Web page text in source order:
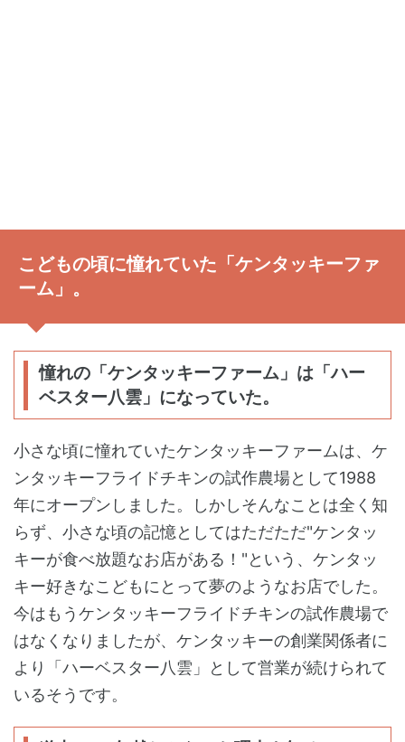
こどもの頃に憧れていた「ケンタッキーファ
ーム」。
憧れの「ケンタッキーファーム」は「ハー
ベスター八雲」になっていた。
小さな頃に憧れていたケンタッキーファームは、ケ
ンタッキーフライドチキンの試作農場として1988
年にオープンしました。しかしそんなことは全く知
らず、小さな頃の記憶としてはただただ"ケンタッ
キーが食べ放題なお店がある！"という、ケンタッ
キー好きなこどもにとって夢のようなお店でした。
今はもうケンタッキーフライドチキンの試作農場で
はなくなりましたが、ケンタッキーの創業関係者に
より「ハーベスター八雲」として営業が続けられて
いるそうです。